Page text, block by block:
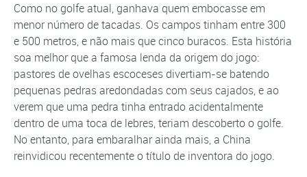
Como no golfe atual, ganhava quem embocasse em
menor número de tacadas. Os campos tinham entre 300
e 500 metros, e não mais que cinco buracos. Esta história
soa melhor que a famosa lenda da origem do jogo:
pastores de ovelhas escoceses divertiam-se batendo
pequenas pedras aredondadas com seus cajados, e ao
verem que uma pedra tinha entrado acidentalmente
dentro de uma toca de lebres, teriam descoberto o golfe.
No entanto, para embaralhar ainda mais, a China
reinvidicou recentemente o título de inventora do jogo.